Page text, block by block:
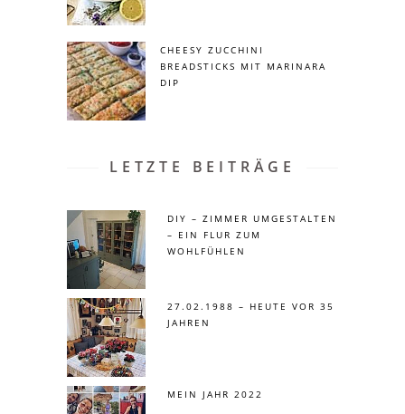
CHEESY ZUCCHINI
BREADSTICKS MIT MARINARA
DIP
LETZTE BEITRÄGE
DIY – ZIMMER UMGESTALTEN
– EIN FLUR ZUM
WOHLFÜHLEN
27.02.1988 – HEUTE VOR 35
JAHREN
MEIN JAHR 2022